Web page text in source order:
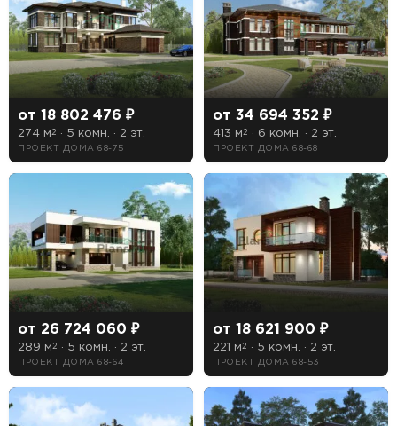
от 18 802 476 ₽
274 м 2 · 5 комн. · 2 эт.
ПРОЕКТ ДОМА 68-75
от 34 694 352 ₽
413 м 2 · 6 комн. · 2 эт.
ПРОЕКТ ДОМА 68-68
от 26 724 060 ₽
289 м 2 · 5 комн. · 2 эт.
ПРОЕКТ ДОМА 68-64
от 18 621 900 ₽
221 м 2 · 5 комн. · 2 эт.
ПРОЕКТ ДОМА 68-53
1 этажные дома
2 этажные дома
3 этажные дома
Тип кровли
Мансардная
Чердачная
Длина
Ширина
Особенности